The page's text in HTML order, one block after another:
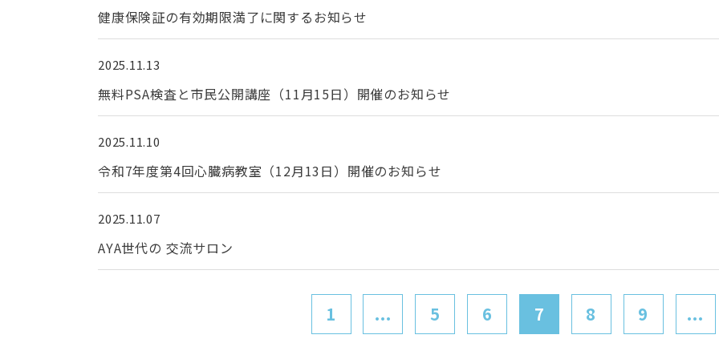
健康保険証の有効期限満了に関するお知らせ
2025.11.13
無料PSA検査と市民公開講座（11月15日）開催のお知らせ
2025.11.10
令和7年度第4回心臓病教室（12月13日）開催のお知らせ
2025.11.07
AYA世代の 交流サロン
1 ... 5 6 7 8 9 ...